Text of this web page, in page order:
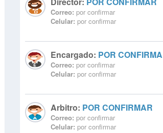
Correo:por confirmar
Celular:por confirmar
Encargado: POR
Correo:por confirmar
Celular:por confirmar
Arbitro: POR CONFIRMAR
Correo:por confirmar
Celular:por confirmar